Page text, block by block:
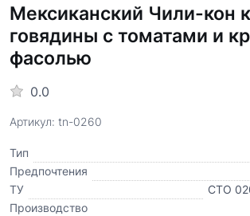
Мексиканский Чили-кон
говядины с томатами и
фасолью
0.0
Артикул: tn-0260
Тип
Предпочтения
ТУ
СТО
Производство